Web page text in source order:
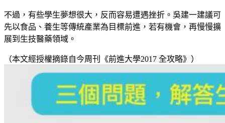
不過，有些學生夢想很大，反而容易遭遇挫折。吳建一建議可
先以食品、養生等傳統產業為目標前進，若有機會，再慢慢擴
展到生技醫藥領域。
（本文經授權摘錄自今周刊《前進大學2017 全攻略》）